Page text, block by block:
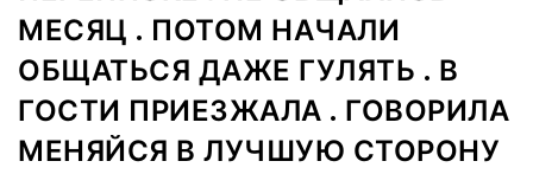
МЕСЯЦ . ПОТОМ НАЧАЛИ
ОБЩАТЬСЯ ДАЖЕ ГУЛЯТЬ . В
ГОСТИ ПРИЕЗЖАЛА . ГОВОРИЛА
МЕНЯЙСЯ В ЛУЧШУЮ СТОРОНУ